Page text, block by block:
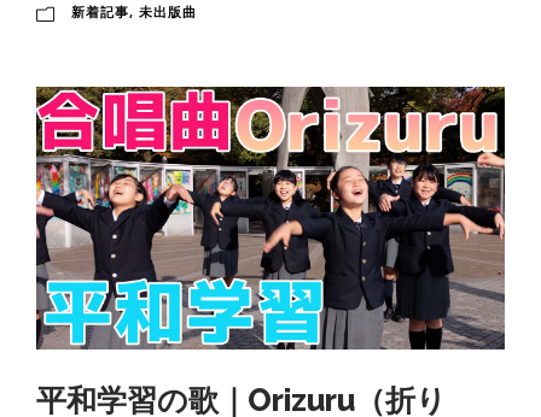
新着記事, 未出版曲
平和学習の歌｜Orizuru（折り